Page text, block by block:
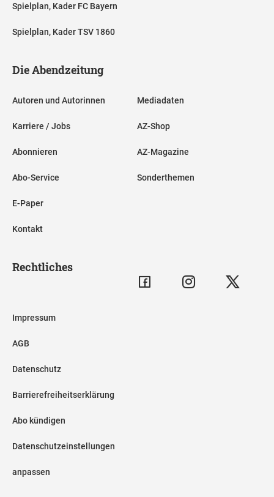
Spielplan, Kader FC Bayern
Spielplan, Kader TSV 1860
Die Abendzeitung
Autoren und Autorinnen
Karriere / Jobs
Abonnieren
Abo-Service
E-Paper
Kontakt
Mediadaten
AZ-Shop
AZ-Magazine
Sonderthemen
Rechtliches
Impressum
AGB
Datenschutz
Barrierefreiheitserklärung
Abo kündigen
Datenschutzeinstellungen
anpassen